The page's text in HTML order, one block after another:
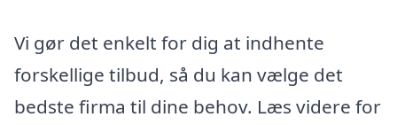
Vi gør det enkelt for dig at indhente
forskellige tilbud, så du kan vælge det
bedste firma til dine behov. Læs videre for